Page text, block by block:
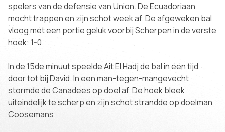
spelers van de defensie van Union. De Ecuadoriaan
mocht trappen en zijn schot week af. De afgeweken bal
vloog met een portie geluk voorbij Scherpen in de verste
hoek: 1-0.
In de 15de minuut speelde Ait El Hadj de bal in één tijd
door tot bij David. In een man-tegen-mangevecht
stormde de Canadees op doel af. De hoek bleek
uiteindelijk te scherp en zijn schot strandde op doelman
Coosemans.